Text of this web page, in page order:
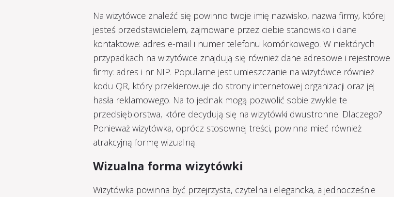
Na wizytówce znaleźć się powinno twoje imię nazwisko, nazwa firmy, której
jesteś przedstawicielem, zajmowane przez ciebie stanowisko i dane
kontaktowe: adres e-mail i numer telefonu komórkowego. W niektórych
przypadkach na wizytówce znajdują się również dane adresowe i rejestrowe
firmy: adres i nr NIP. Popularne jest umieszczanie na wizytówce również
kodu QR, który przekierowuje do strony internetowej organizacji oraz jej
hasła reklamowego. Na to jednak mogą pozwolić sobie zwykle te
przedsiębiorstwa, które decydują się na wizytówki dwustronne. Dlaczego?
Ponieważ wizytówka, oprócz stosownej treści, powinna mieć również
atrakcyjną formę wizualną.
Wizualna forma wizytówki
Wizytówka powinna być przejrzysta, czytelna i elegancka, a jednocześnie